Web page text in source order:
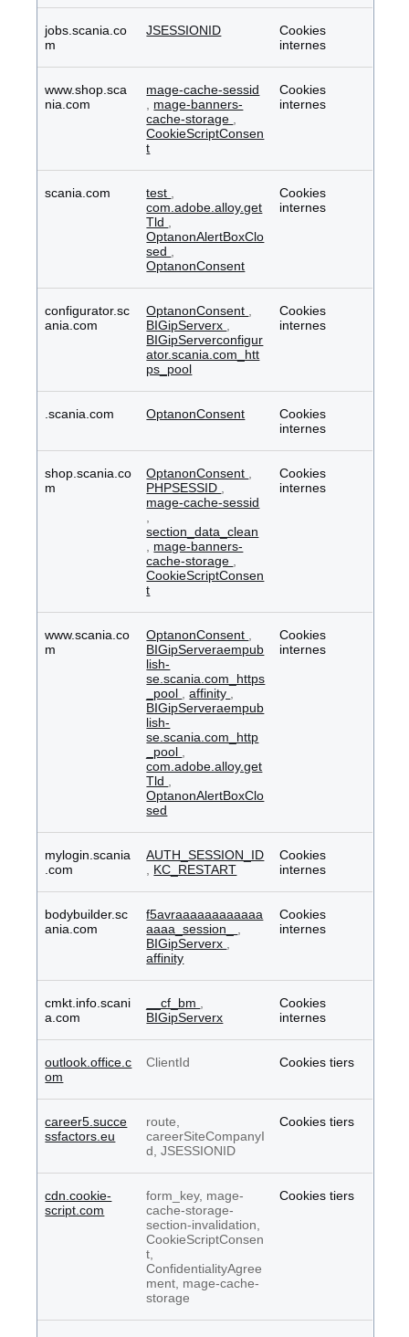
jobs.scania.co
m
JSESSIONID
Cookies
internes
www.shop.sca
nia.com
mage-cache-sessid
mage-banners-
cache-storage
CookieScriptConsen
t
Cookies
internes
scania.com test
com.adobe.alloy.get
Tld
OptanonAlertBoxClo
sed
OptanonConsent
Cookies
internes
configurator.sc
ania.com
OptanonConsent
BIGipServerx
BIGipServerconfigur
ator.scania.com_htt
ps_pool
Cookies
internes
.scania.com OptanonConsent
Cookies
internes
shop.scania.co
m
OptanonConsent
PHPSESSID
mage-cache-sessid
section_data_clean
mage-banners-
cache-storage
CookieScriptConsen
t
Cookies
internes
www.scania.co
m
OptanonConsent
BIGipServeraempub
lish-
se.scania.com_https
_pool
,affinity
BIGipServeraempub
lish-
se.scania.com_http
_pool
com.adobe.alloy.get
Tld
OptanonAlertBoxClo
sed
Cookies
internes
mylogin.scania
.com
AUTH_SESSION_ID
KC_RESTART
Cookies
internes
bodybuilder.sc
ania.com
f5avraaaaaaaaaaaa
aaaa_session_
BIGipServerx
affinity
Cookies
internes
cmkt.info.scani
a.com
__cf_bm
BIGipServerx
Cookies
internes
outlook.office.c
om
ClientId Cookies tiers
career5.succe
ssfactors.eu
route,
careerSiteCompanyI
d, JSESSIONID
Cookies tiers
cdn.cookie-
script.com
form_key, mage-
cache-storage-
section-invalidation,
CookieScriptConsen
t,
ConfidentialityAgree
ment, mage-cache-
storage
Cookies tiers